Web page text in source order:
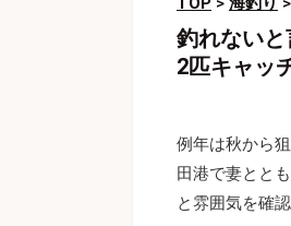
釣れない
2匹キャッ
例年は秋から
田港で妻とと
と雰囲気を確